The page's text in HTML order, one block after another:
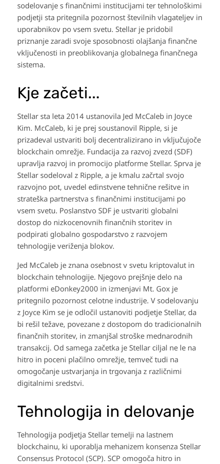
sodelovanje s finančnimi institucijami ter tehnološkimi
podjetji sta pritegnila pozornost številnih vlagateljev in
uporabnikov po vsem svetu. Stellar je pridobil
priznanje zaradi svoje sposobnosti olajšanja finančne
vključenosti in preoblikovanja globalnega finančnega
sistema.
Kje začeti...
Stellar sta leta 2014 ustanovila Jed McCaleb in Joyce
Kim. McCaleb, ki je prej soustanovil Ripple, si je
prizadeval ustvariti bolj decentralizirano in vključujoče
blockchain omrežje. Fundacija za razvoj zvezd (SDF)
upravlja razvoj in promocijo platforme Stellar. Sprva je
Stellar sodeloval z Ripple, a je kmalu začrtal svojo
razvojno pot, uvedel edinstvene tehnične rešitve in
strateška partnerstva s finančnimi institucijami po
vsem svetu. Poslanstvo SDF je ustvariti globalni
dostop do nizkocenovnih finančnih storitev in
podpirati globalno gospodarstvo z razvojem
tehnologije veriženja blokov.
Jed McCaleb je znana osebnost v svetu kriptovalut in
blockchain tehnologije. Njegovo prejšnje delo na
platformi eDonkey2000 in izmenjavi Mt. Gox je
pritegnilo pozornost celotne industrije. V sodelovanju
z Joyce Kim se je odločil ustanoviti podjetje Stellar, da
bi rešil težave, povezane z dostopom do tradicionalnih
finančnih storitev, in zmanjšal stroške mednarodnih
transakcij. Od samega začetka je Stellar ciljal ne le na
hitro in poceni plačilno omrežje, temveč tudi na
omogočanje ustvarjanja in trgovanja z različnimi
digitalnimi sredstvi.
Tehnologija in delovanje
Tehnologija podjetja Stellar temelji na lastnem
blockchainu, ki uporablja mehanizem konsenza Stellar
Consensus Protocol (SCP). SCP omogoča hitro in